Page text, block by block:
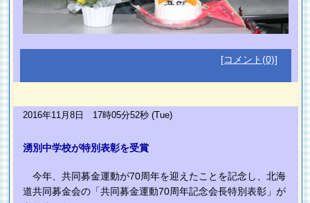
[コメント(0)]
2016年11月8日 17時05分52秒 (Tue)
湧別中学校が特別表彰を受賞
今年、共同募金運動が70周年を迎えたことを記念し、北海
道共同募金会の「共同募金運動70周年記念会長特別表彰」が